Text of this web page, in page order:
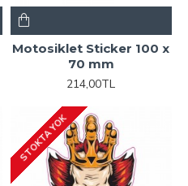
Motosiklet Sticker 100 x
70 mm
214,00TL
STOKTA YOK